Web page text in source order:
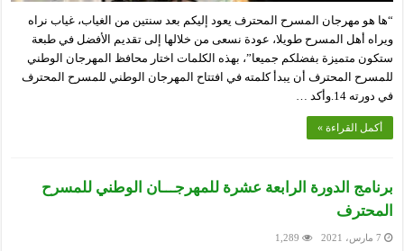
“ها هو مهرجان المسرح المحترف يعود إليكم بعد سنتين من الغياب، غياب نراه
ويراه أهل المسرح طويلا، عودة نسعى من خلالها إلى تقديم الأفضل في طبعة
ستكون متميزة بفضلكم جميعا”، بهذه الكلمات اختار محافظ المهرجان الوطني
للمسرح المحترف أن يبدأ كلمته في افتتاح المهرجان الوطني للمسرح المحترف
في دورته 14.وأكد …
أكمل القراءة »
برنامج الدورة الرابعة عشرة للمهرجـــان الوطني للمسرح
المحترف
7 مارس، 2021 1,289